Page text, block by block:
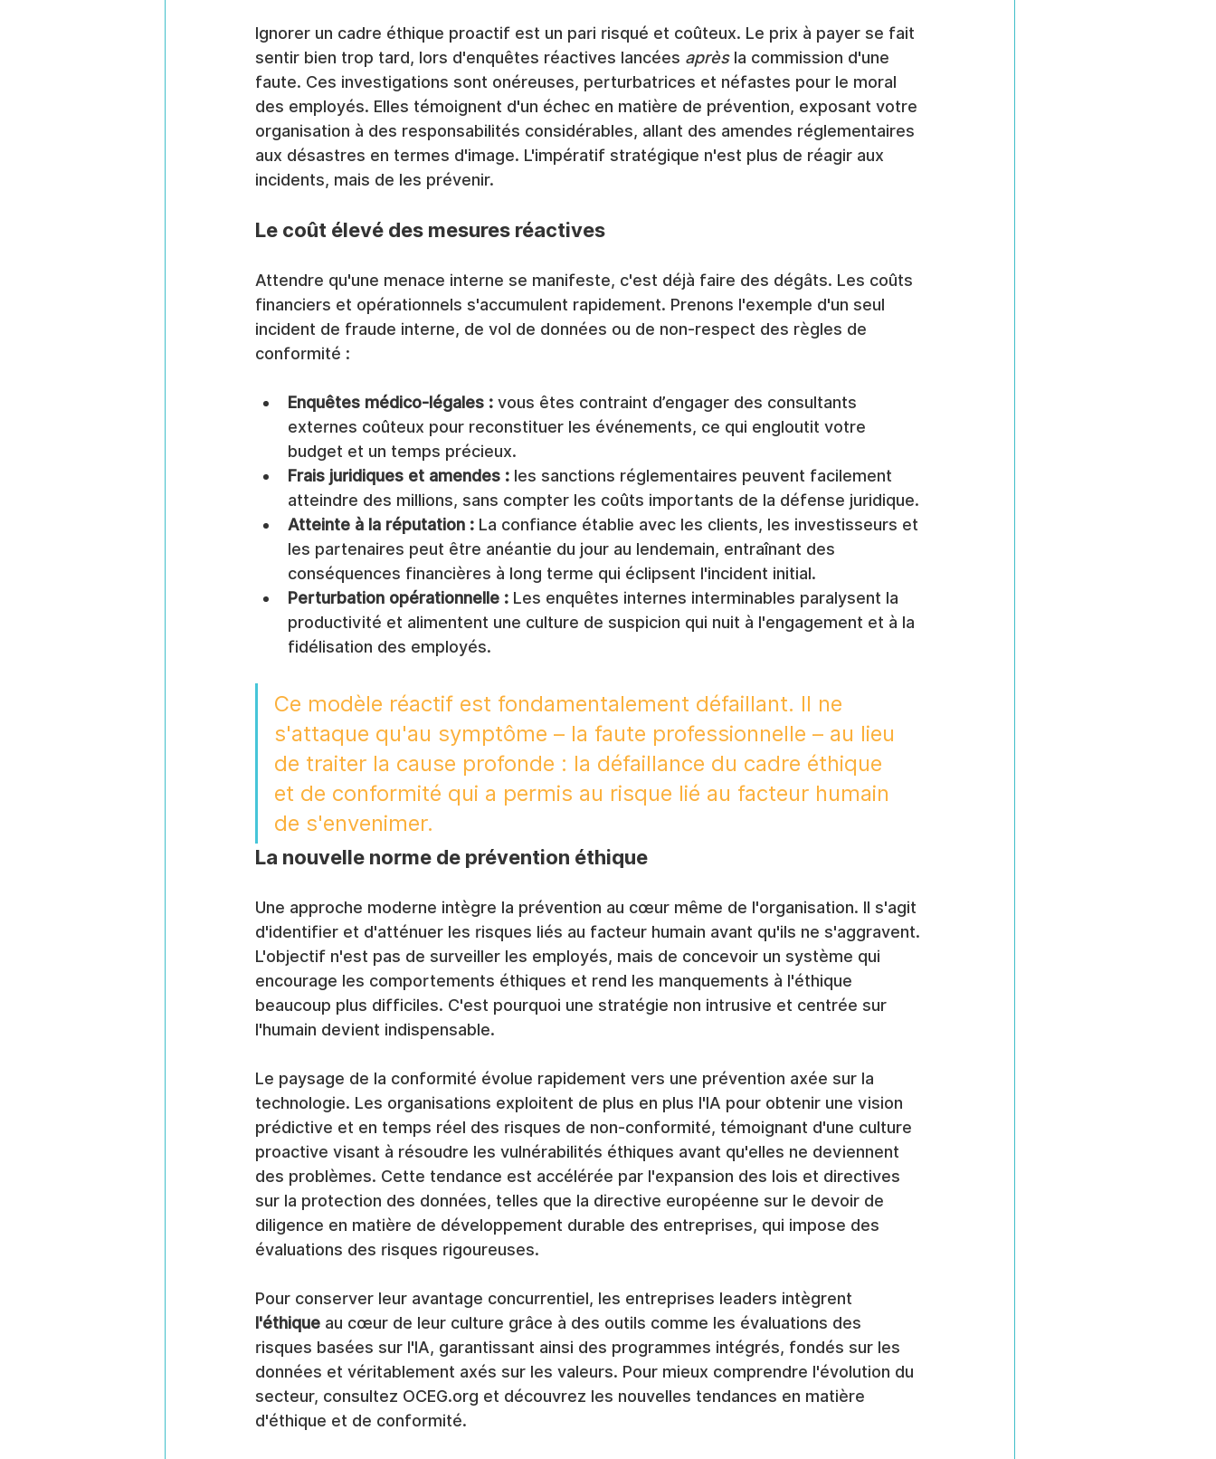
Ignorer un cadre éthique proactif est un pari risqué et coûteux. Le prix à payer se fait
sentir bien trop tard, lors d'enquêtes réactives lancées après la commission d'une
faute. Ces investigations sont onéreuses, perturbatrices et néfastes pour le moral
des employés. Elles témoignent d'un échec en matière de prévention, exposant votre
organisation à des responsabilités considérables, allant des amendes réglementaires
aux désastres en termes d'image. L'impératif stratégique n'est plus de réagir aux
incidents, mais de les prévenir.
Le coût élevé des mesures réactives
Attendre qu'une menace interne se manifeste, c'est déjà faire des dégâts. Les coûts
financiers et opérationnels s'accumulent rapidement. Prenons l'exemple d'un seul
incident de fraude interne, de vol de données ou de non-respect des règles de
conformité :
Enquêtes médico-légales : vous êtes contraint d’engager des consultants
externes coûteux pour reconstituer les événements, ce qui engloutit votre
budget et un temps précieux.
Frais juridiques et amendes : les sanctions réglementaires peuvent facilement
atteindre des millions, sans compter les coûts importants de la défense juridique.
Atteinte à la réputation : La confiance établie avec les clients, les investisseurs et
les partenaires peut être anéantie du jour au lendemain, entraînant des
conséquences financières à long terme qui éclipsent l'incident initial.
Perturbation opérationnelle : Les enquêtes internes interminables paralysent la
productivité et alimentent une culture de suspicion qui nuit à l'engagement et à la
fidélisation des employés.
Ce modèle réactif est fondamentalement défaillant. Il ne
s'attaque qu'au symptôme – la faute professionnelle – au lieu
de traiter la cause profonde : la défaillance du cadre éthique
et de conformité qui a permis au risque lié au facteur humain
de s'envenimer.
La nouvelle norme de prévention éthique
Une approche moderne intègre la prévention au cœur même de l'organisation. Il s'agit
d'identifier et d'atténuer les risques liés au facteur humain avant qu'ils ne s'aggravent.
L'objectif n'est pas de surveiller les employés, mais de concevoir un système qui
encourage les comportements éthiques et rend les manquements à l'éthique
beaucoup plus difficiles. C'est pourquoi une stratégie non intrusive et centrée sur
l'humain devient indispensable.
Le paysage de la conformité évolue rapidement vers une prévention axée sur la
technologie. Les organisations exploitent de plus en plus l'IA pour obtenir une vision
prédictive et en temps réel des risques de non-conformité, témoignant d'une culture
proactive visant à résoudre les vulnérabilités éthiques avant qu'elles ne deviennent
des problèmes. Cette tendance est accélérée par l'expansion des lois et directives
sur la protection des données, telles que la directive européenne sur le devoir de
diligence en matière de développement durable des entreprises, qui impose des
évaluations des risques rigoureuses.
Pour conserver leur avantage concurrentiel, les entreprises leaders intègrent
l'éthique au cœur de leur culture grâce à des outils comme les évaluations des
risques basées sur l'IA, garantissant ainsi des programmes intégrés, fondés sur les
données et véritablement axés sur les valeurs. Pour mieux comprendre l'évolution du
secteur, consultez OCEG.org et découvrez les nouvelles tendances en matière
d'éthique et de conformité.